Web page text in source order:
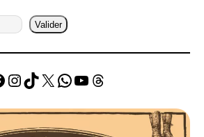
Valider